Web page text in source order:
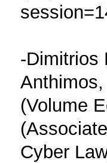
-Dimitrios
(Volume
Cyber